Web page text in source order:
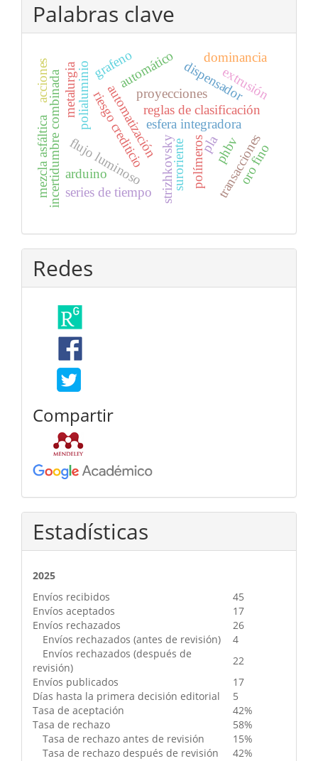
Palabras clave
riesgo crediticioreglas de clasificación
automatizaciónesfera integradora
flujo luminoso
incertidumbre combinada
mezcla asfáltica polímeros
polialuminio
strizhkovsky
metalurgia
series de tiempo
acciones
transacciones
proyecciones
suroriente
dispensador
arduino
automático extrusión
plaphbvoro fino
grafeno dominancia
Redes
Compartir
Estadísticas
2025
Envíos recibidos
45
Envíos aceptados
17
Envíos rechazados
26
Envíos rechazados (antes de revisión)
4
Envíos rechazados (después de
revisión)
22
Envíos publicados
17
Días hasta la primera decisión editorial
5
Tasa de aceptación
42%
Tasa de rechazo
58%
Tasa de rechazo antes de revisión
15%
Tasa de rechazo después de revisión
42%